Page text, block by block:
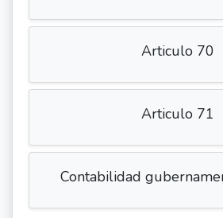
Articulo 70
Articulo 71
Contabilidad